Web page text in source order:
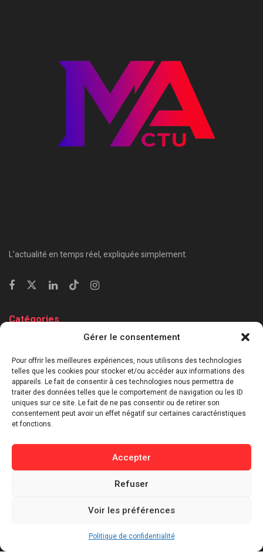
Gérer le consentement
Pour offrir les meilleures expériences, nous utilisons des technologies
telles que les cookies pour stocker et/ou accéder aux informations des
appareils. Le fait de consentir à ces technologies nous permettra de
traiter des données telles que le comportement de navigation ou les ID
uniques sur ce site. Le fait de ne pas consentir ou de retirer son
consentement peut avoir un effet négatif sur certaines caractéristiques
et fonctions.
Accepter
Refuser
Voir les préférences
Politique de confidentialité
L’actualité en temps réel, expliquée simplement.
Catégories
Économie & Business
⁠Culture & Divertissement
⁠Tech & Innovation
Sport
Lifestyle
Politique de confidentialité
Politique de cookies